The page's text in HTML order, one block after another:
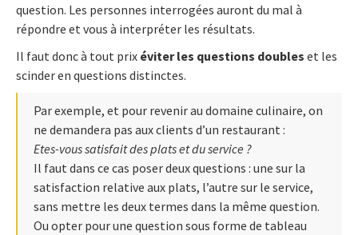
question. Les personnes interrogées auront du mal à
répondre et vous à interpréter les résultats.
Il faut donc à tout prix éviter les questions doubles et les
scinder en questions distinctes.
Par exemple, et pour revenir au domaine culinaire, on
ne demandera pas aux clients d’un restaurant :
Etes-vous satisfait des plats et du service ?
Il faut dans ce cas poser deux questions : une sur la
satisfaction relative aux plats, l’autre sur le service,
sans mettre les deux termes dans la même question.
Ou opter pour une question sous forme de tableau